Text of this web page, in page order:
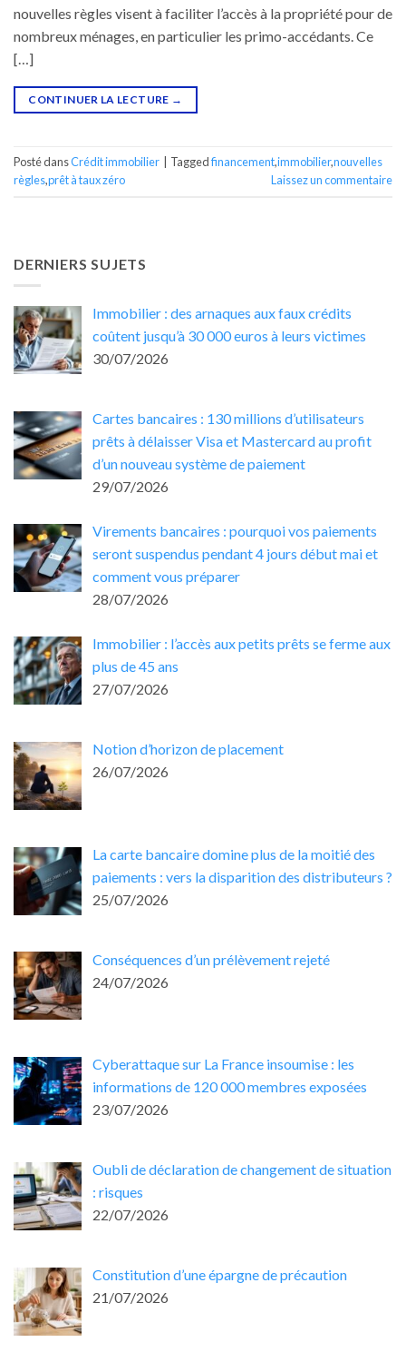
nouvelles règles visent à faciliter l’accès à la propriété pour de
nombreux ménages, en particulier les primo-accédants. Ce
[…]
CONTINUER LA LECTURE →
Posté dansCrédit immobilier Taggedfinancement,immobilier,nouvelles
règles,prêt à taux zéro Laissez un commentaire
DERNIERS SUJETS
Immobilier : des arnaques aux faux crédits
coûtent jusqu’à 30 000 euros à leurs victimes
30/07/2026
Cartes bancaires : 130 millions d’utilisateurs
prêts à délaisser Visa et Mastercard au profit
d’un nouveau système de paiement
29/07/2026
Virements bancaires : pourquoi vos paiements
seront suspendus pendant 4 jours début mai et
comment vous préparer
28/07/2026
Immobilier : l’accès aux petits prêts se ferme aux
plus de 45 ans
27/07/2026
Notion d’horizon de placement
26/07/2026
La carte bancaire domine plus de la moitié des
paiements : vers la disparition des distributeurs ?
25/07/2026
Conséquences d’un prélèvement rejeté
24/07/2026
Cyberattaque sur La France insoumise : les
informations de 120 000 membres exposées
23/07/2026
Oubli de déclaration de changement de situation
: risques
22/07/2026
Constitution d’une épargne de précaution
21/07/2026